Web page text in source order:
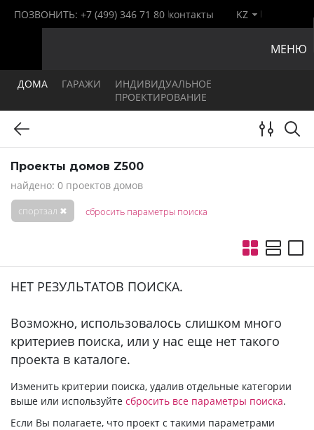
ПОЗВОНИТЬ: +7 (499) 346 71 80 контакты KZ
МЕНЮ
ДОМА ГАРАЖИ
ИНДИВИДУАЛЬНОЕ
ПРОЕКТИРОВАНИЕ
Проекты домов Z500
найдено: 0 проектов домов
спортзал ✖ сбросить параметры поиска
НЕТ РЕЗУЛЬТАТОВ ПОИСКА.
Bозможно, использовалось слишком много
критериев поиска, или у нас еще нет такого
проекта в каталоге.
Изменить критерии поиска, удалив отдельные категории
выше или используйте сбросить все параметры поиска.
Если Вы полагаете, что проект с такими параметрами